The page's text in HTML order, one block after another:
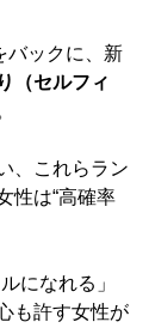
ックに、新
（セルフィ
、これらラン
性は“高確率
になれる」
も許す女性が